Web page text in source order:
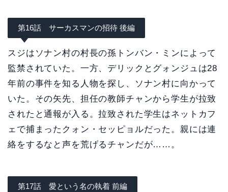
第16話 サーカスマンの招待 後編
スジはソナン村の村長の孫トンバン・ミンによって
監禁されていた。一方、デリックとグォンジュは28
年前の事件を知る人物を探し、ソナン村に向かって
いた。その矢先、担任の教師チャンから学生が拉致
されたと通報が入る。拉致された学生はネットカフ
ェで捕まったクォン・セッピョルだった。親には連
絡をするなと声を荒げるチャンだが……。
第17話 愛という名の執着 前編